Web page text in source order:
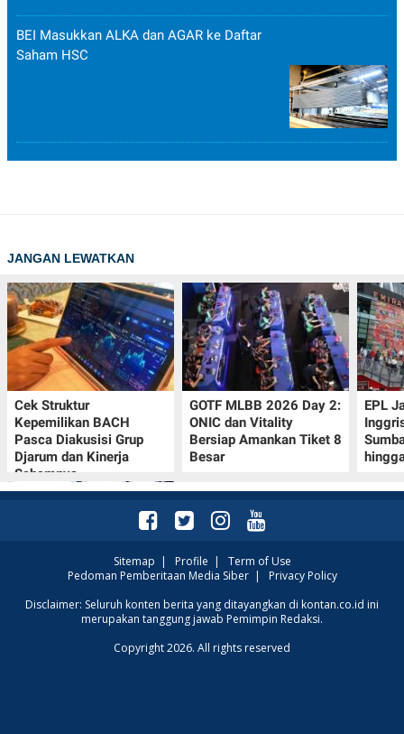
BEI Masukkan ALKA dan AGAR ke Daftar
Saham HSC
JANGAN LEWATKAN
Cek Struktur
Kepemilikan BACH
Pasca Diakusisi Grup
Djarum dan Kinerja
Sahamnya
GOTF MLBB 2026 Day 2:
ONIC dan Vitality
Bersiap Amankan Tiket 8
Besar
EPL
Oppo A7 Pro Max Rilis
dengan Baterai 10.000
Sepanjang Sejarah Oppo
Sitemap | Profile | Term of Use
Pedoman Pemberitaan Media Siber| Privacy Policy
Disclaimer: Seluruh konten berita yang ditayangkan di kontan.co.id ini
merupakan tanggung jawab Pemimpin Redaksi.
Copyright 2026. All rights reserved